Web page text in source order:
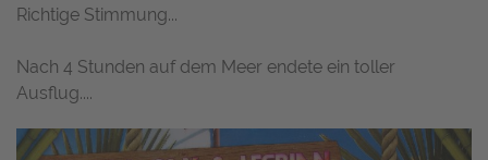
Richtige Stimmung...
Nach 4 Stunden auf dem Meer endete ein toller
Ausflug....